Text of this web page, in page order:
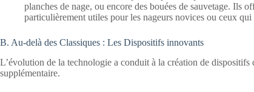
planches de nage, ou encore des bouées de sauvetage. Ils
particulièrement utiles pour les nageurs novices ou ceux qui
B. Au-delà des Classiques : Les Dispositifs innovants
L’évolution de la technologie a conduit à la création de
supplémentaire.